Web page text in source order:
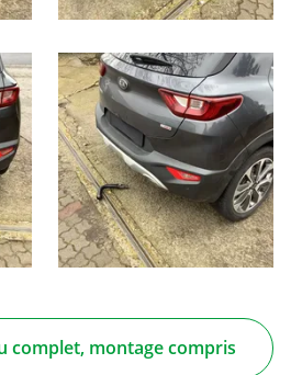
complet, montage compris